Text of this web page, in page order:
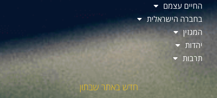
החיים עצמם
בחברה הישראלית
המגזין
יהדות
תרבות
חדש באתר שבתון